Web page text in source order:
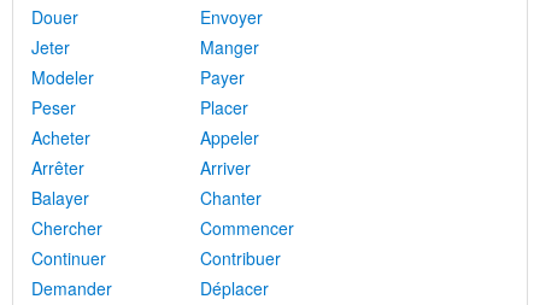
Douer
Envoyer
Jeter
Manger
Modeler
Payer
Peser
Placer
Acheter
Appeler
Arrêter
Arriver
Balayer
Chanter
Chercher
Commencer
Continuer
Contribuer
Demander
Déplacer